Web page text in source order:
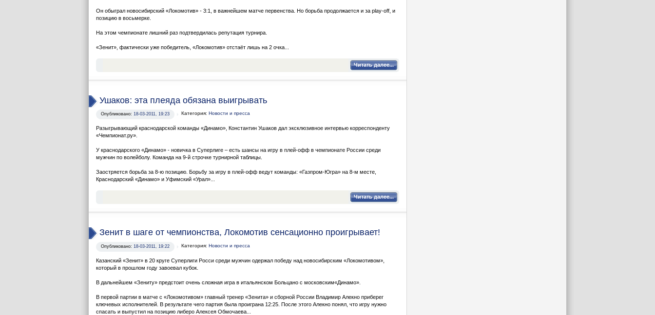
Он обыграл новосибирский «Локомотив» - 3:1, в важнейшем матче первенства. Но борьба продолжается и за play-off, и
позицию в восьмерке.
На этом чемпионате лишний раз подтвердилась репутация турнира.
«Зенит», фактически уже победитель, «Локомотив» отстаёт лишь на 2 очка...
Читать далее...
Ушаков: эта плеяда обязана выигрывать
Опубликовано: 18-03-2011, 19:23 Категория: Новости и пресса
Разыгрывающий краснодарской команды «Динамо», Константин Ушаков дал эксклюзивное интервью корреспонденту
«Чемпионат.ру».
У краснодарского «Динамо» - новичка в Суперлиге – есть шансы на игру в плей-офф в чемпионате России среди
мужчин по волейболу. Команда на 9-й строчке турнирной таблицы.
Заостряется борьба за 8-ю позицию. Борьбу за игру в плей-офф ведут команды: «Газпром-Югра» на 8-м месте,
Краснодарский «Динамо» и Уфимский «Урал»...
Читать далее...
Зенит в шаге от чемпионства, Локомотив сенсационно проигрывает!
Опубликовано: 18-03-2011, 19:22 Категория: Новости и пресса
Казанский «Зенит» в 20 круге Суперлиги Росси среди мужчин одержал победу над новосибирским «Локомотивом»,
который в прошлом году завоевал кубок.
В дальнейшем «Зениту» предстоит очень сложная игра в итальянском Больцано с московским«Динамо».
В первой партии в матче с «Локомотивом» главный тренер «Зенита» и сборной России Владимир Алекно приберег
ключевых исполнителей. В результате чего партия была проиграна 12:25. После этого Алекно понял, что игру нужно
спасать и выпустил на позицию либеро Алексея Обмочаева...